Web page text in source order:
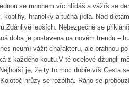
se mnohem víc hlídáš a vážíš se
hranolky a tučná jídla. Nad
lepších. Nebezpečně se
doba je postavena na novém trendu –
neumí vážit charakteru, ale prahnou
z každého koutu.V té ocelové džungli
je, že ty to moc dobře víš.Cesta
hrůzy se rozbíhá. Ráno se